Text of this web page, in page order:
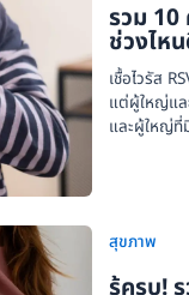
รวม 10
ช่วงไห
เชื้อไวรัส
แต่ผู้ใหญ่แล
และผู้ใหญ่ที่
สุขภาพ